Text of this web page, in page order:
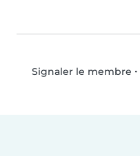
Signaler le membre •